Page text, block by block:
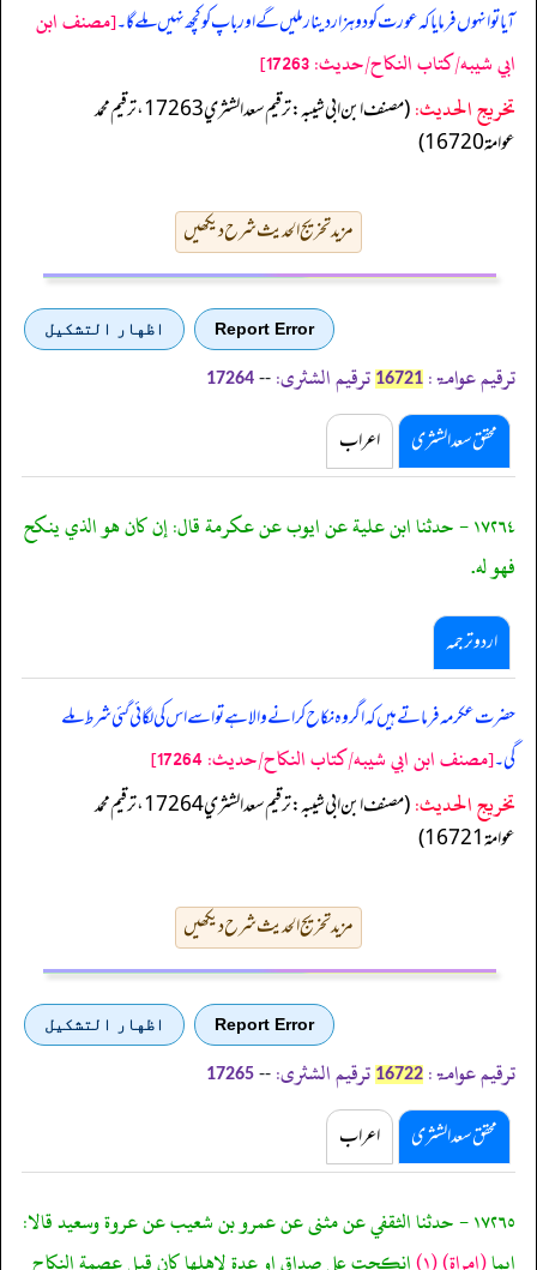
آیا تو انہوں فرمایا کہ عورت کو دوہزار دینار ملیں گے اور باپ کو کچھ نہیں ملے گا۔[مصنف ابن
ابي شيبه/كتاب النكاح/حدیث: 17263]
تخریج الحدیث:
(مصنف ابن ابي شيبه: ترقيم سعد الشثري 17263، ترقيم محمد
عوامة 16720)
مزید تخریج الحدیث شرح دیکھیں
Report Error اظهار التشكيل
ترقیم عوامۃ: 16721 ترقیم الشثری: --
17264
محقق سعد الشثری اعراب
١٧٢٦٤ - حدثنا ابن علية عن ايوب عن عكرمة قال: إن كان هو الذي ينكح
فهو له.
اردو ترجمہ
حضرت عکرمہ فرماتے ہیں کہ اگر وہ نکاح کرانے والا ہے تو اسے اس کی لگائی گئی شرط ملے
گی۔[مصنف ابن ابي شيبه/كتاب النكاح/حدیث: 17264]
تخریج الحدیث:
(مصنف ابن ابي شيبه: ترقيم سعد الشثري 17264، ترقيم محمد
عوامة 16721)
مزید تخریج الحدیث شرح دیکھیں
Report Error اظهار التشكيل
ترقیم عوامۃ: 16722 ترقیم الشثری: --
17265
محقق سعد الشثری اعراب
١٧٢٦٥ - حدثنا الثقفي عن مثنى عن عمرو بن شعيب عن عروة وسعيد قالا: